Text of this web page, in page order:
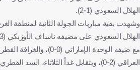
الهلال السعودي (1-2).
وشهدت بقية مباريات الجولة الثانية لمنطقة
مع ضيفه الوحدة الإماراتي
العراقي (2-0)، ويتقابل غداً الثلاثاء،